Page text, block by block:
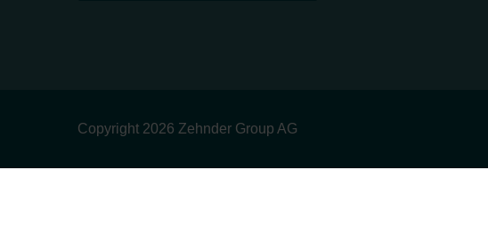
Copyright 2026 Zehnder Group AG